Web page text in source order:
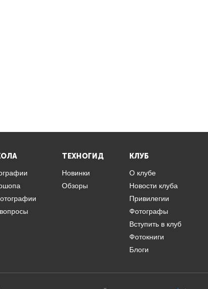
ТЕХНОГИД
Новинки
Обзоры
КЛУБ
О клубе
Новости клуба
Привилегии
Фотографы
Вступить в клуб
Фотокниги
Блоги